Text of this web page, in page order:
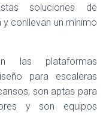
soluciones de
conllevan un mínimo
las plataformas
para escaleras
son aptas para
y son equipos